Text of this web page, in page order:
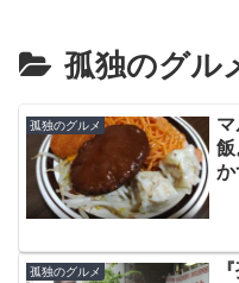
孤独のグル
孤独のグルメ
飯
か
孤独のグルメ